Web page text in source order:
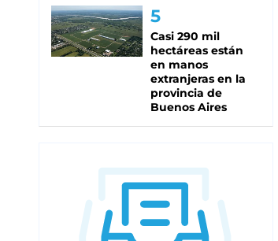
Casi 290 mil
hectáreas están
en manos
extranjeras en la
provincia de
Buenos Aires